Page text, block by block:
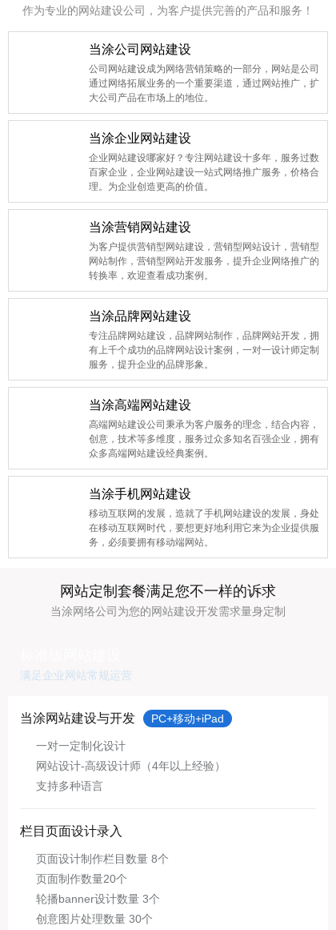
作为专业的网站建设公司，为客户提供完善的产品和服务！
当涂公司网站建设
公司网站建设成为网络营销策略的一部分，网站是公司
通过网络拓展业务的一个重要渠道，通过网站推广，扩
大公司产品在市场上的地位。
当涂企业网站建设
企业网站建设哪家好？专注网站建设十多年，服务过数
百家企业，企业网站建设一站式网络推广服务，价格合
理。为企业创造更高的价值。
当涂营销网站建设
为客户提供营销型网站建设，营销型网站设计，营销型
网站制作，营销型网站开发服务，提升企业网络推广的
转换率，欢迎查看成功案例。
当涂品牌网站建设
专注品牌网站建设，品牌网站制作，品牌网站开发，拥
有上千个成功的品牌网站设计案例，一对一设计师定制
服务，提升企业的品牌形象。
当涂高端网站建设
高端网站建设公司秉承为客户服务的理念，结合内容，
创意，技术等多维度，服务过众多知名百强企业，拥有
众多高端网站建设经典案例。
当涂手机网站建设
移动互联网的发展，造就了手机网站建设的发展，身处
在移动互联网时代，要想更好地利用它来为企业提供服
务，必须要拥有移动端网站。
网站定制套餐满足您不一样的诉求
当涂网络公司为您的网站建设开发需求量身定制
满足企业网站常规运营
当涂网站建设与开发 PC+移动+iPad
一对一定制化设计
网站设计-高级设计师（4年以上经验）
支持多种语言
栏目页面设计录入
页面设计制作栏目数量 8个
页面制作数量20个
轮播banner设计数量 3个
创意图片处理数量 30个